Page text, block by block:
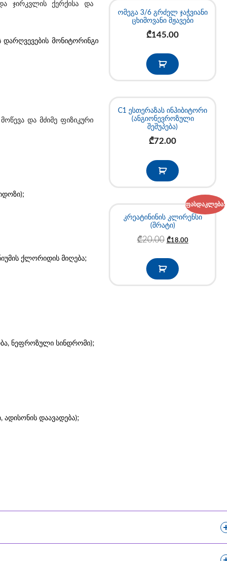
ჯირკვლის ქერქისა და
მონიტორინგი
და მძიმე ფიზიკური
ქლორიდის მიღება;
ნეფროზული სინდრომი);
დაავადება);
ომეგა 3/6 გრძელ ჯაჭვიანი
ცხიმოვანი მჟავები
₾145.00
C1 ესთერაზას ინჰიბიტორი
(ანგიონევროზული
შეშუპება)
₾72.00
ფასდაკლება!
კრეატინინის კლირენსი
(შრატი)
₾20.00 ₾18.00